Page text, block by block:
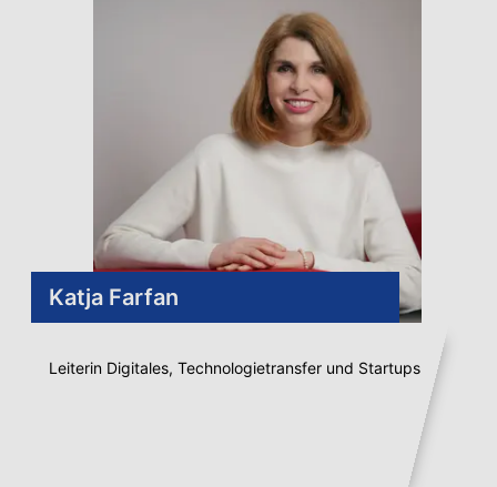
Katja Farfan
Leiterin Digitales, Technologietransfer und Startups